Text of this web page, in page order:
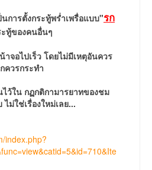
การตั้งกระทู้พร่ำเพรื่อแบบ"รก
ทู้ของคนอื่นๆ
จอไปเร็ว โดยไม่มีเหตุอันควร
ควรกระทำ
ไว้ใน กฏกติกามารยาทของชม
ม่ใช่เรื่องใหม่เลย...
index.php?